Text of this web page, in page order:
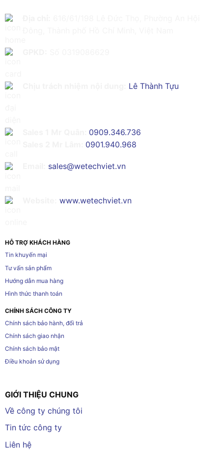
Lê Thành Tựu
0909.346.736
0901.940.968
sales@wetechviet.vn
www.wetechviet.vn
HỖ TRỢ KHÁCH HÀNG
Tin khuyến mại
Tư vấn sản phẩm
Hướng dẫn mua hàng
Hình thức thanh toán
CHÍNH SÁCH CÔNG TY
Chính sách bảo hành, đổi trả
Chính sách giao nhận
Chính sách bảo mật
Điều khoản sử dụng
GIỚI THIỆU CHUNG
Về công ty chúng tôi
Tin tức công ty
Liên hệ